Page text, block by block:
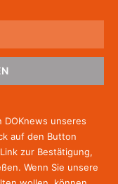
unseres
auf den Button
zur Bestätigung,
Wenn Sie unsere